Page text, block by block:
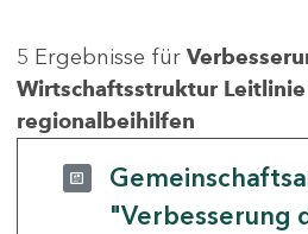
5 Ergebnisse für
Wirtschaftsstruktur
regionalbeihilfen
"Verbesserung